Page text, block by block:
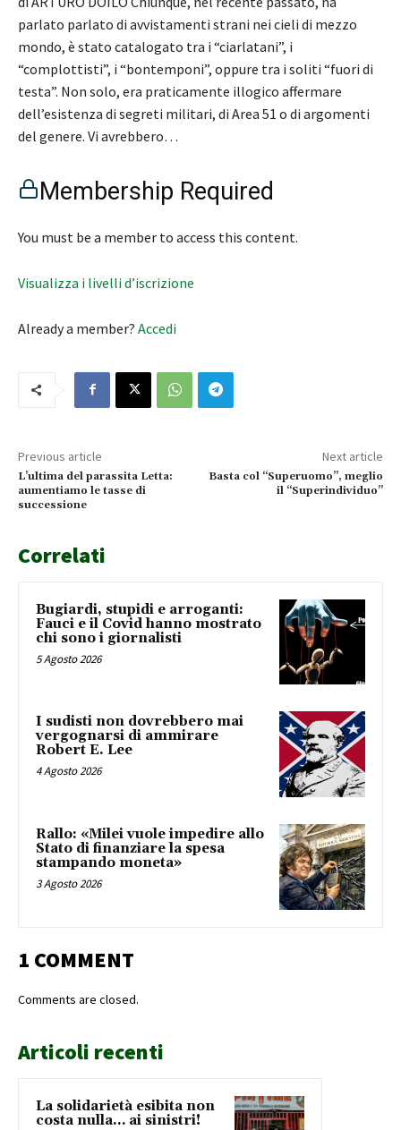
parlato parlato di avvistamenti strani nei cieli di mezzo
mondo, è stato catalogato tra i “ciarlatani”, i
“complottisti”, i “bontemponi”, oppure tra i soliti “fuori di
testa”. Non solo, era praticamente illogico affermare
dell’esistenza di segreti militari, di Area 51 o di argomenti
del genere. Vi avrebbero…
Membership Required
You must be a member to access this content.
Visualizza i livelli d’iscrizione
Already a member? Accedi
Previous article
L’ultima del parassita Letta:
aumentiamo le tasse di
successione
Next article
Basta col “Superuomo”, meglio
il “Superindividuo”
Correlati
Bugiardi, stupidi e arroganti:
Fauci e il Covid hanno mostrato
chi sono i giornalisti
5 Agosto 2026
I sudisti non dovrebbero mai
vergognarsi di ammirare
Robert E. Lee
4 Agosto 2026
Rallo: «Milei vuole impedire allo
Stato di finanziare la spesa
stampando moneta»
3 Agosto 2026
1 COMMENT
Comments are closed.
Articoli recenti
La solidarietà esibita non
costa nulla… ai sinistri!